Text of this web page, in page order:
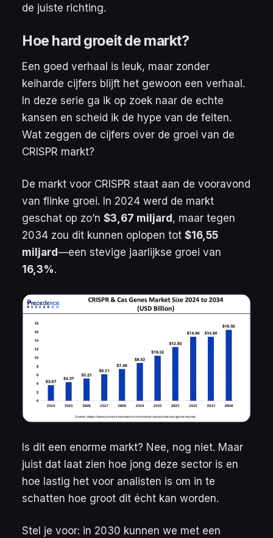
de juiste richting.
Hoe hard groeit de markt?
Een goed verhaal is leuk, maar zonder
keiharde cijfers blijft het gewoon een verhaal.
In deze serie ga ik op zoek naar de echte
kansen en scheid ik de hype van de feiten.
Wat zeggen de cijfers over de groei van de
CRISPR markt?
De markt voor CRISPR staat aan de vooravond
van flinke groei. In 2024 werd de markt
geschat op zo’n $3,67 miljard , maar tegen
2034 zou dit kunnen oplopen tot $16,55
miljard—een stevige jaarlijkse groei van
16,3%.
Is dit een enorme markt? Nee, nog niet. Maar
juist dat laat zien hoe jong deze sector is en
hoe lastig het voor analisten is om in te
schatten hoe groot dit écht kan worden.
Stel je voor: in 2030 kunnen we met een